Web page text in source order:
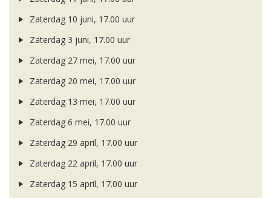
Zaterdag 10 juni, 17.00 uur
Zaterdag 3 juni, 17.00 uur
Zaterdag 27 mei, 17.00 uur
Zaterdag 20 mei, 17.00 uur
Zaterdag 13 mei, 17.00 uur
Zaterdag 6 mei, 17.00 uur
Zaterdag 29 april, 17.00 uur
Zaterdag 22 april, 17.00 uur
Zaterdag 15 april, 17.00 uur